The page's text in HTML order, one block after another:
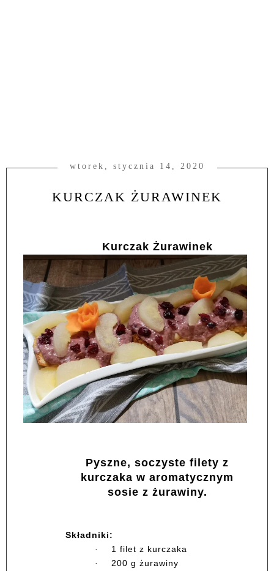
wtorek, stycznia 14, 2020
KURCZAK ŻURAWINEK
Kurczak Żurawinek
Pyszne, soczyste filety z
kurczaka w aromatycznym
sosie z żurawiny.
Składniki:
· 1 filet z kurczaka
· 200 g żurawiny